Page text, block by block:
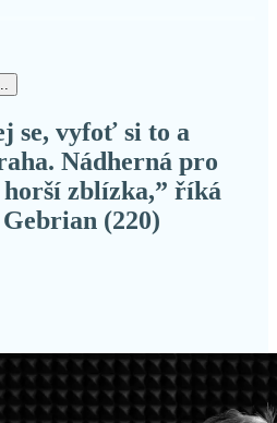
se, vyfoť si to a
Nádherná pro
zblízka,” říká
(220)